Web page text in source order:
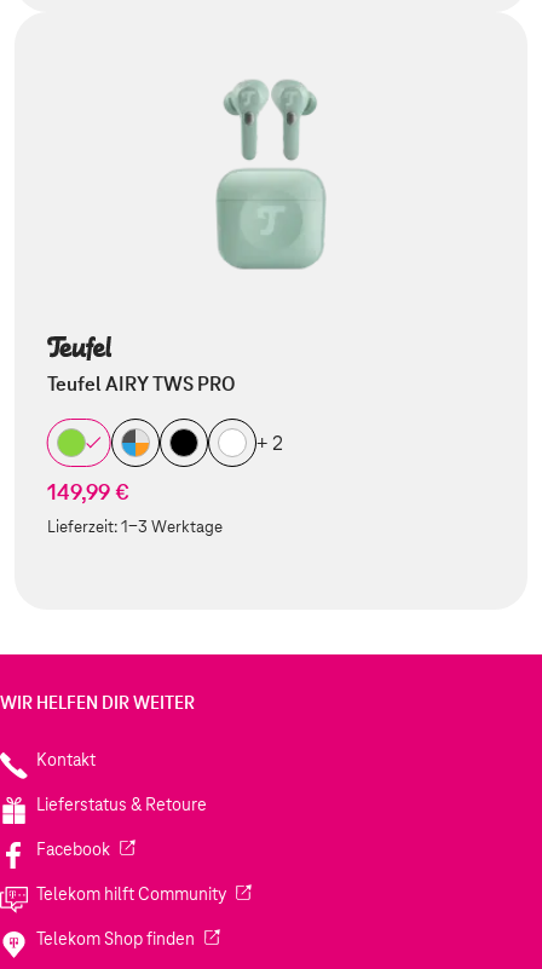
Teufel AIRY TWS PRO
+ 2
149,99 €
Lieferzeit:1-3 Werktage
WIR HELFEN DIR WEITER
Kontakt
Lieferstatus & Retoure
Facebook(Wird in einem neuen Tab geöffnet)
Telekom hilft Community(Wird in einem neuen Tab geöffnet)
Telekom Shop finden (Wird in einem neuen Tab geöffnet)